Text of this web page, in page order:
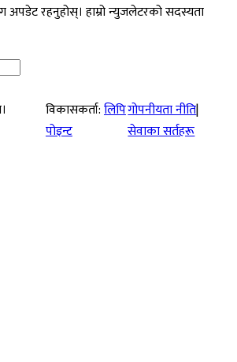
अपडेट रहनुहोस्। हाम्रो न्युजलेटरको सदस्यता
विकासकर्ता:लिपि
पोइन्ट
गोपनीयता नीति|
सेवाका सर्तहरू